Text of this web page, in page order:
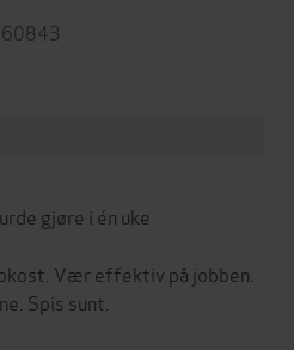
gjøre i én uke
Vær effektiv på jobben.
Spis sunt.